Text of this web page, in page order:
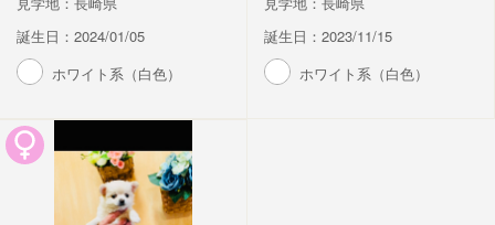
誕生日：2024/01/05
ホワイト系（白色）
誕生日：2023/11/15
ホワイト系（白色）